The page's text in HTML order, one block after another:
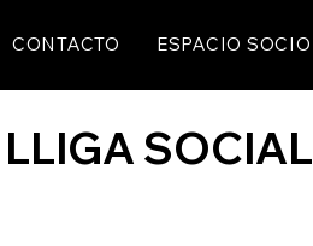
CONTACTO ESPACIO SOCIO
LLIGA SOCIAL